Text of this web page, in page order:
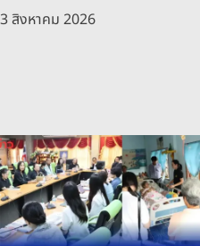
3 สิงหาคม 2026